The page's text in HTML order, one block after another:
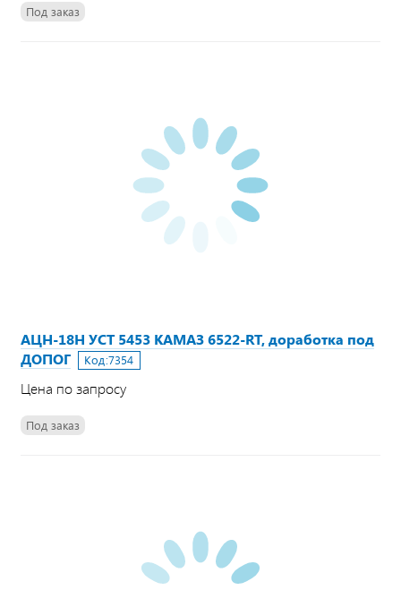
Под заказ
АЦН-18Н УСТ 5453 КАМАЗ 6522-RТ, доработка под
ДОПОГ
Код:7354
Цена по запросу
Под заказ